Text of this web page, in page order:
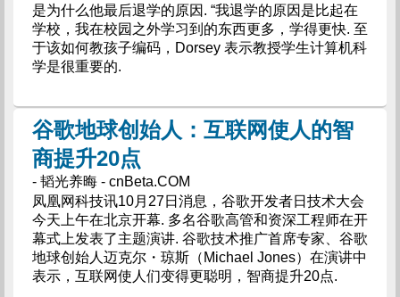
是为什么他最后退学的原因. “我退学的原因是比起在
学校，我在校园之外学习到的东西更多，学得更快. 至
于该如何教孩子编码，Dorsey 表示教授学生计算机科
学是很重要的.
谷歌地球创始人：互联网使人的智
商提升20点
- 韬光养晦 - cnBeta.COM
凤凰网科技讯10月27日消息，谷歌开发者日技术大会
今天上午在北京开幕. 多名谷歌高管和资深工程师在开
幕式上发表了主题演讲. 谷歌技术推广首席专家、谷歌
地球创始人迈克尔・琼斯（Michael Jones）在演讲中
表示，互联网使人们变得更聪明，智商提升20点.